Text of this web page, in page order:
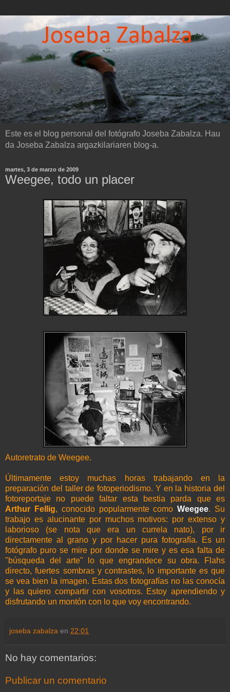
Este es el blog personal del fotógrafo Joseba Zabalza. Hau
da Joseba Zabalza argazkilariaren blog-a.
martes, 3 de marzo de 2009
Weegee, todo un placer
Autoretrato de Weegee.
Últimamente estoy muchas horas trabajando en la
preparación del taller defotoperiodismo. Y en la historia del
fotoreportaje no puede faltar esta bestia parda que es
Arthur
Fellig, conocido popularmente comoWeegee. Su
trabajo es alucinante por muchos motivos: por extenso y
laborioso (se nota que era un currela nato), por ir
directamente al grano y por hacer pura fotografía. Es un
fotógrafo puro se mire por donde se mire y es esa falta de
"búsqueda del arte" lo que engrandece su obra.
Flahs
directo, fuertes sombras y contrastes, lo importante es que
se vea bien la imagen. Estas dos fotografías no las conocía
y las quiero compartir con vosotros. Estoy aprendiendo y
disfrutando un montón con lo que voy encontrando.
joseba zabalza en 22:01
No hay comentarios:
Publicar un comentario